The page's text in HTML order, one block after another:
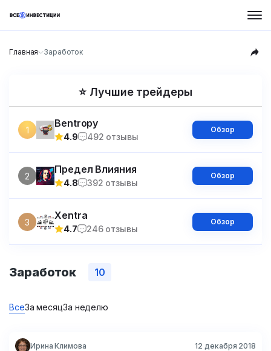
Главная Заработок
⭐ Лучшие трейдеры
1
Bentropy
4.9 492 отзывы
Обзор
2
Предел Влияния
4.8 392 отзывы
Обзор
3
Xentra
4.7 246 отзывы
Обзор
Заработок 10
ВсеЗа месяцЗа неделю
Ирина Климова 12 декабря 2018